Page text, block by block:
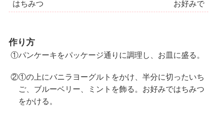
はちみつ お好みで
作り方
①パンケーキをパッケージ通りに調理し、お皿に盛る。
②①の上にバニラヨーグルトをかけ、半分に切ったいち
ご、ブルーベリー、ミントを飾る。お好みではちみつ
をかける。